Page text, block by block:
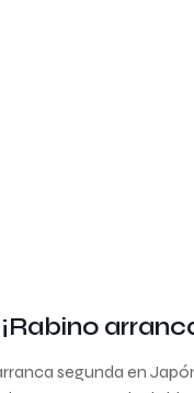
segunda en